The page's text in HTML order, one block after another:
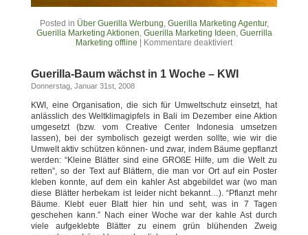
Posted in Über Guerilla Werbung, Guerilla Marketing Agentur,
Guerilla Marketing Aktionen, Guerilla Marketing Ideen, Guerrilla
Marketing offline
Kommentare deaktiviert
Guerilla-Baum wächst in 1 Woche – KWI
Donnerstag, Januar 31st, 2008
KWI, eine Organisation, die sich für Umweltschutz einsetzt, hat
anlässlich des Weltklimagipfels in Bali im Dezember eine Aktion
umgesetzt (bzw. vom Creative Center Indonesia umsetzen
lassen), bei der symbolisch gezeigt werden sollte, wie wir die
Umwelt aktiv schützen können- und zwar, indem Bäume gepflanzt
werden: “Kleine Blätter sind eine GROßE Hilfe, um die Welt zu
retten”, so der Text auf Blättern, die man vor Ort auf ein Poster
kleben konnte, auf dem ein kahler Ast abgebildet war (wo man
diese Blätter herbekam ist leider nicht bekannt…). “Pflanzt mehr
Bäume. Klebt euer Blatt hier hin und seht, was in 7 Tagen
geschehen kann.” Nach einer Woche war der kahle Ast durch
viele aufgeklebte Blätter zu einem grün blühenden Zweig